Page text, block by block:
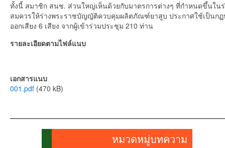
ทั้งนี้ สมาชิก สนช. ส่วนใหญ่เห็นด้วยกับมาตรการต่างๆ ที่กำหนดขึ้นใน
สมควรให้ร่างพระราชบัญญัติควบคุมผลิตภัณฑ์ยาสูบ ประกาศใช้เป็นกฏ
ออกเสียง 6 เสียง จากผู้เข้าร่วมประชุม 210 ท่าน
รายละเอียดตามไฟล์แนบ
เอกสารแนบ
001.pdf (470 kB)
หมวดหมู่บทความ